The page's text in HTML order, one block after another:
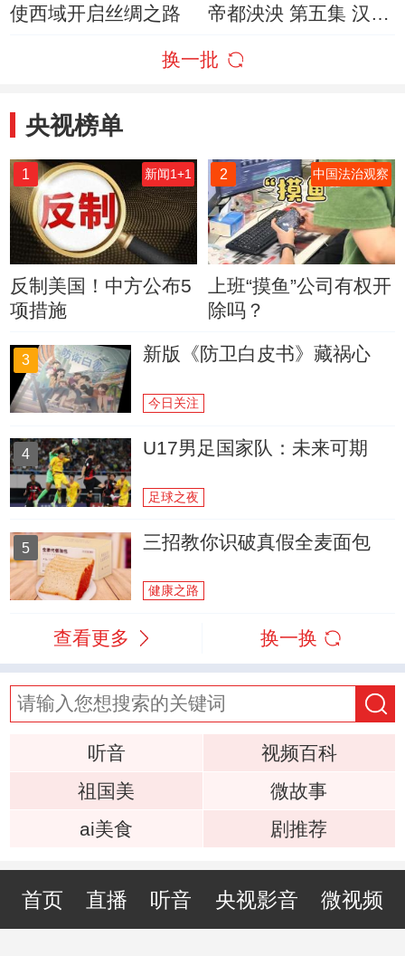
使西域开启丝绸之路
帝都泱泱 第五集 汉魏
换一批
央视榜单
1 新闻1+1
反制美国！中方公布5
项措施
2 中国法治观察
上班“摸鱼”公司有权开
除吗？
3 新版《防卫白皮书》藏祸心
今日关注
4 U17男足国家队：未来可期
足球之夜
5 三招教你识破真假全麦面包
健康之路
查看更多 换一换
听音
视频百科
祖国美
微故事
ai美食
剧推荐
首页 直播 听音 央视影音 微视频